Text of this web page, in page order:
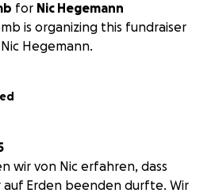
for Nic Hegemann
is organizing this fundraiser
Hegemann.
wir von Nic erfahren, dass
auf Erden beenden durfte. Wir